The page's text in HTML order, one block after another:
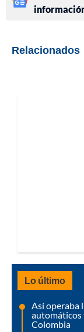
Relacionados
Lo último
Así operaba
automáticos
Colombia